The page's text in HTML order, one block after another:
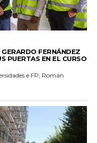
FERNÁNDEZ
PUERTAS EN EL CURSO
e FP, Román